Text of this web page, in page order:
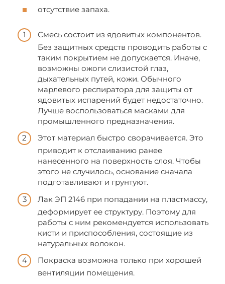
отсутствие запаха.
Смесь состоит из ядовитых компонентов.
Без защитных средств проводить работы с
таким покрытием не допускается. Иначе,
возможны ожоги слизистой глаз,
дыхательных путей, кожи. Обычного
марлевого респиратора для защиты от
ядовитых испарений будет недостаточно.
Лучше воспользоваться масками для
промышленного предназначения.
Этот материал быстро сворачивается. Это
приводит к отслаиванию ранее
нанесенного на поверхность слоя. Чтобы
этого не случилось, основание сначала
подготавливают и грунтуют.
Лак ЭП 2146 при попадании на пластмассу,
деформирует ее структуру. Поэтому для
работы с ним рекомендуется использовать
кисти и приспособления, состоящие из
натуральных волокон.
Покраска возможна только при хорошей
вентиляции помещения.